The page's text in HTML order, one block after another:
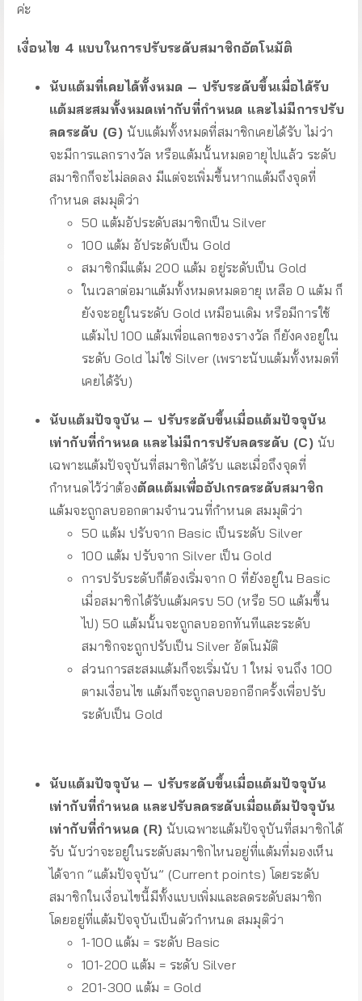
ค่ะ
เงื่อนไข 4 แบบในการปรับระดับสมาชิกอัตโนมัติ
นับแต้มที่เคยได้ทั้งหมด – ปรับระดับขึ้นเมื่อได้รับ
แต้มสะสมทั้งหมดเท่ากับที่กำหนด และไม่มีการปรับ
ลดระดับ (G) นับแต้มทั้งหมดที่สมาชิกเคยได้รับ ไม่ว่า
จะมีการแลกรางวัล หรือแต้มนั้นหมดอายุไปแล้ว ระดับ
สมาชิกก็จะไม่ลดลง มีแต่จะเพิ่มขึ้นหากแต้มถึงจุดที่
กำหนด สมมุติว่า
50 แต้มอัประดับสมาชิกเป็น Silver
100 แต้ม อัประดับเป็น Gold
สมาชิกมีแต้ม 200 แต้ม อยู่ระดับเป็น Gold
ในเวลาต่อมาแต้มทั้งหมดหมดอายุ เหลือ 0 แต้ม ก็
ยังจะอยู่ในระดับ Gold เหมือนเดิม หรือมีการใช้
แต้มไป 100 แต้มเพื่อแลกของรางวัล ก็ยังคงอยู่ใน
ระดับ Gold ไม่ใช่ Silver (เพราะนับแต้มทั้งหมดที่
เคยได้รับ)
นับแต้มปัจจุบัน – ปรับระดับขึ้นเมื่อแต้มปัจจุบัน
เท่ากับที่กำหนด และไม่มีการปรับลดระดับ (C) นับ
เฉพาะแต้มปัจจุบันที่สมาชิกได้รับ และเมื่อถึงจุดที่
กำหนดไว้ว่าต้องตัดแต้มเพื่ออัปเกรดระดับสมาชิก
แต้มจะถูกลบออกตามจำนวนที่กำหนด สมมุติว่า
50 แต้ม ปรับจาก Basic เป็นระดับ Silver
100 แต้ม ปรับจาก Silver เป็น Gold
การปรับระดับก็ต้องเริ่มจาก 0 ที่ยังอยู่ใน Basic
เมื่อสมาชิกได้รับแต้มครบ 50 (หรือ 50 แต้มขึ้น
ไป) 50 แต้มนั้นจะถูกลบออกทันทีและระดับ
สมาชิกจะถูกปรับเป็น Silver อัตโนมัติ
ส่วนการสะสมแต้มก็จะเริ่มนับ 1 ใหม่ จนถึง 100
ตามเงื่อนไข แต้มก็จะถูกลบออกอีกครั้งเพื่อปรับ
ระดับเป็น Gold
นับแต้มปัจจุบัน – ปรับระดับขึ้นเมื่อแต้มปัจจุบัน
เท่ากับที่กำหนด และปรับลดระดับเมื่อแต้มปัจจุบัน
เท่ากับที่กำหนด (R) นับเฉพาะแต้มปัจจุบันที่สมาชิกได้
รับ นับว่าจะอยู่ในระดับสมาชิกไหนอยู่ที่แต้มที่มองเห็น
ได้จาก “แต้มปัจจุบัน” (Current points) โดยระดับ
สมาชิกในเงื่อนไขนี้มีทั้งแบบเพิ่มและลดระดับสมาชิก
โดยอยู่ที่แต้มปัจจุบันเป็นตัวกำหนด สมมุติว่า
1-100 แต้ม = ระดับ Basic
101-200 แต้ม = ระดับ Silver
201-300 แต้ม = Gold